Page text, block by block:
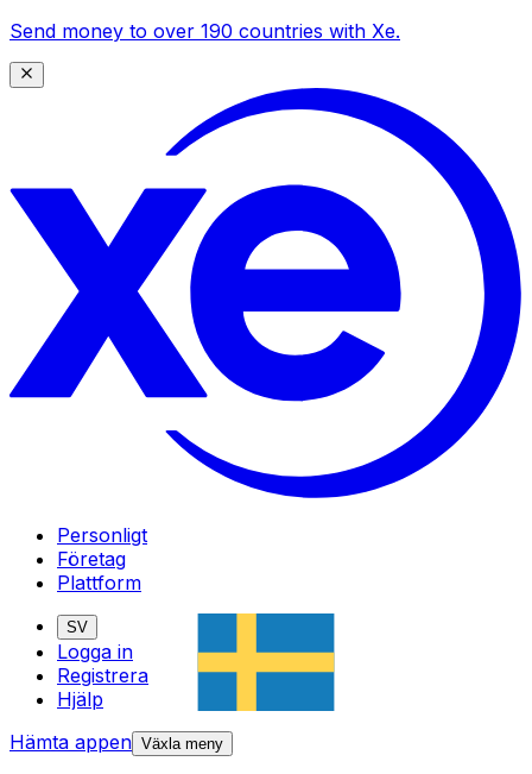
Send money to over 190 countries with Xe.
Personligt
Företag
Plattform
SV
Logga in
Registrera
Hjälp
Hämta appen Växla meny